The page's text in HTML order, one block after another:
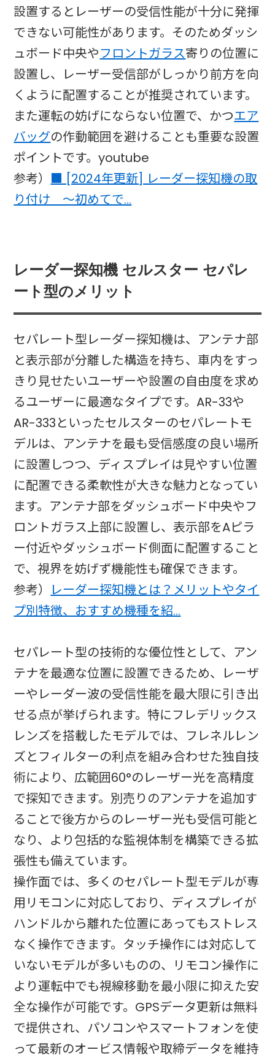
設置するとレーザーの受信性能が十分に発揮
できない可能性があります。そのためダッシ
ュボード中央やフロントガラス寄りの位置に
設置し、レーザー受信部がしっかり前方を向
くように配置することが推奨されています。
また運転の妨げにならない位置で、かつエア
バッグの作動範囲を避けることも重要な設置
ポイントです。youtube​
参考） ■ [2024年更新] レーダー探知機の取
り付け ～初めてで…
レーダー探知機 セルスター セパレ
ート型のメリット
セパレート型レーダー探知機は、アンテナ部
と表示部が分離した構造を持ち、車内をすっ
きり見せたいユーザーや設置の自由度を求め
るユーザーに最適なタイプです。AR-33や
AR-333といったセルスターのセパレートモ
デルは、アンテナを最も受信感度の良い場所
に設置しつつ、ディスプレイは見やすい位置
に配置できる柔軟性が大きな魅力となってい
ます。アンテナ部をダッシュボード中央やフ
ロントガラス上部に設置し、表示部をAピラ
ー付近やダッシュボード側面に配置すること
で、視界を妨げず機能性も確保できます。
参考）
レーダー探知機とは？メリットやタイ
プ別特徴、おすすめ機種を紹…
セパレート型の技術的な優位性として、アン
テナを最適な位置に設置できるため、レーザ
ーやレーダー波の受信性能を最大限に引き出
せる点が挙げられます。特にフレデリックス
レンズを搭載したモデルでは、フレネルレン
ズとフィルターの利点を組み合わせた独自技
術により、広範囲60°のレーザー光を高精度
で探知できます。別売りのアンテナを追加す
ることで後方からのレーザー光も受信可能と
なり、より包括的な監視体制を構築できる拡
張性も備えています。​
操作面では、多くのセパレート型モデルが専
用リモコンに対応しており、ディスプレイが
ハンドルから離れた位置にあってもストレス
なく操作できます。タッチ操作には対応して
いないモデルが多いものの、リモコン操作に
より運転中でも視線移動を最小限に抑えた安
全な操作が可能です。GPSデータ更新は無料
で提供され、パソコンやスマートフォンを使
って最新のオービス情報や取締データを維持